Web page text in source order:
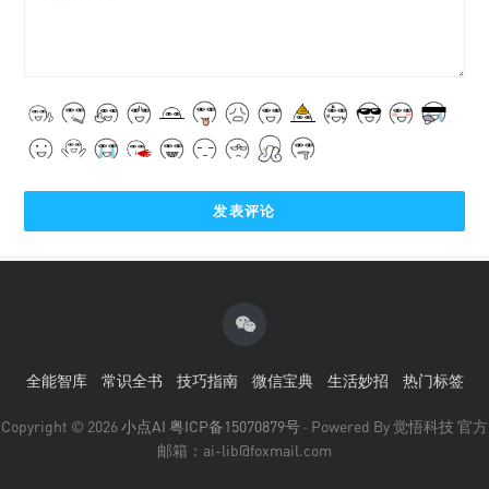
全能智库 常识全书 技巧指南 微信宝典 生活妙招 热门标签
Copyright © 2026小点AI 粤ICP备15070879号 · Powered By 觉悟科技 官方
邮箱：ai-lib@foxmail.com